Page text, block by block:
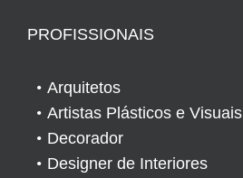
PROFISSIONAIS
Arquitetos
Artistas Plásticos e Visuais
Decorador
Designer de Interiores